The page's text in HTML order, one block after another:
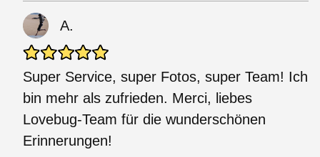
A.
Super Service, super Fotos, super Team! Ich
bin mehr als zufrieden. Merci, liebes
Lovebug-Team für die wunderschönen
Erinnerungen!